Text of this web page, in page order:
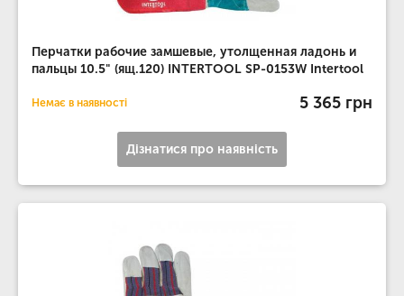
Перчатки рабочие замшевые, утолщенная ладонь и
пальцы 10.5" (ящ.120) INTERTOOL SP-0153W Intertool
Немає в наявності 5 365 грн
Дізнатися про наявність